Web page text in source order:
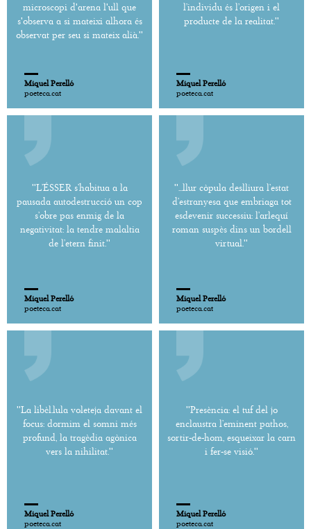
microscopi d'arena l'ull que
s'observa a si mateixi alhora és
observat per seu si mateix alià.''
Miquel Perelló
poeteca.cat
l’individu és l’origen i el
producte de la realitat.''
Miquel Perelló
poeteca.cat
''L’ÉSSER s’habitua a la
pausada autodestrucció un cop
s’obre pas enmig de la
negativitat: la tendre malaltia
de l’etern finit.''
Miquel Perelló
poeteca.cat
''...llur còpula deslliura l’estat
d’estranyesa que embriaga tot
esdevenir successiu: l’arlequí
roman suspès dins un bordell
virtual.''
Miquel Perelló
poeteca.cat
''La libèl.lula voleteja davant el
focus: dormim el somni més
profund, la tragèdia agònica
vers la nihilitat.''
Miquel Perelló
poeteca.cat
''Presència: el tuf del jo
enclaustra l’eminent pathos,
sortir-de-hom, esqueixar la carn
i fer-se visió.''
Miquel Perelló
poeteca.cat